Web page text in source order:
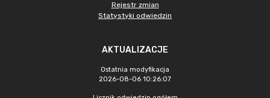
Rejestr zmian
Statystyki odwiedzin
AKTUALIZACJE
Ostatnia modyfikacja
2026-08-06 10:26:07